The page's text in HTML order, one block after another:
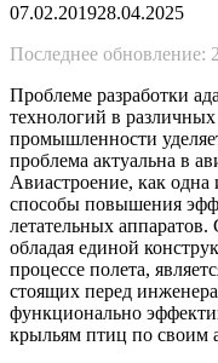
07.02.201928.04.2025
Последнее обновление:
Проблеме разработки
технологий в
промышленности
проблема актуальна в
Авиастроение, как
способы повышения
летательных аппаратов.
обладая единой
процессе полета,
стоящих перед
функционально
крыльям птиц по своим